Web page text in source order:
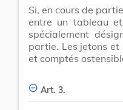
Si, en cours de
entre un tableau
spécialement
partie. Les jetons
et comptés
Art. 3.